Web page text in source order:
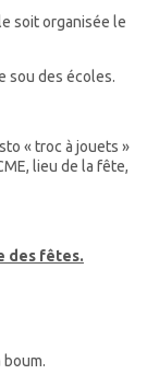
soit organisée le
sou des écoles.
« troc à jouets »
lieu de la fête,
des fêtes.